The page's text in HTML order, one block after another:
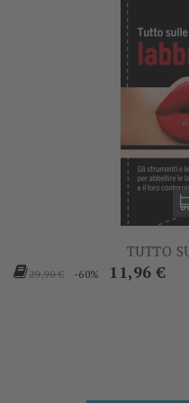
TUTTO
Prezzo
29,90 € -60% Prezzo
11,96 €